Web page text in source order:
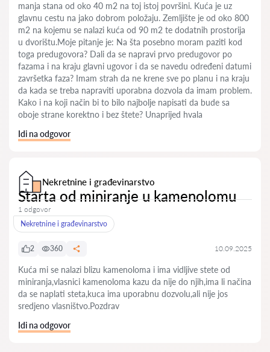
manja stana od oko 40 m2 na toj istoj površini. Kuća je uz
glavnu cestu na jako dobrom položaju. Zemljište je od oko 800
m2 na kojemu se nalazi kuća od 90 m2 te dodatnih prostorija
u dvorištu.Moje pitanje je: Na šta posebno moram paziti kod
toga predugovora? Dali da se napravi prvo predugovor po
fazama i na kraju glavni ugovor i da se navedu određeni datumi
završetka faza? Imam strah da ne krene sve po planu i na kraju
da kada se treba napraviti uporabna dozvola da imam problem.
Kako i na koji nač̣in bi to bilo najbolje napisati da bude sa
oboje strane korektno i bez štete? Unaprijed hvala
Idi na odgovor
Nekretnine i građevinarstvo
Starta od miniranje u kamenolomu
1 odgovor
Nekretnine i građevinarstvo
2 360 10.09.2025
Kuća mi se nalazi blizu kamenoloma i ima vidljive stete od
miniranja,vlasnici kamenoloma kazu da nije do njih,ima li načina
da se naplati steta,kuca ima uporabnu dozvolu,ali nije jos
sredjeno vlasništvo.Pozdrav
Idi na odgovor